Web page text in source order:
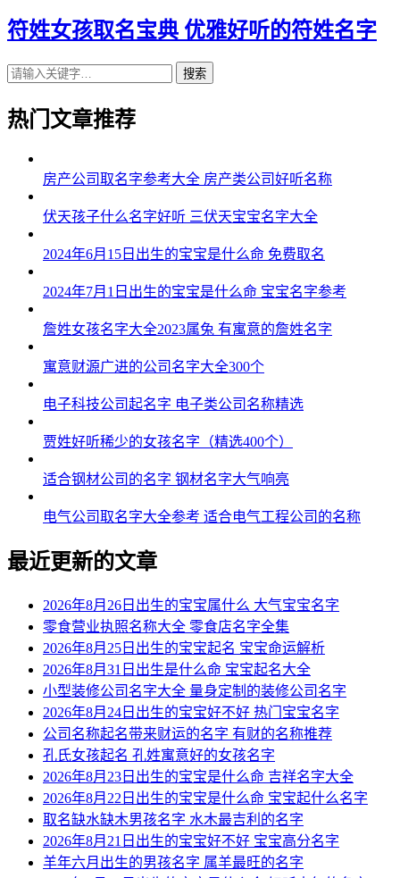
符姓女孩取名宝典 优雅好听的符姓名字
搜索
热门文章推荐
房产公司取名字参考大全 房产类公司好听名称
伏天孩子什么名字好听 三伏天宝宝名字大全
2024年6月15日出生的宝宝是什么命 免费取名
2024年7月1日出生的宝宝是什么命 宝宝名字参考
詹姓女孩名字大全2023属兔 有寓意的詹姓名字
寓意财源广进的公司名字大全300个
电子科技公司起名字 电子类公司名称精选
贾姓好听稀少的女孩名字（精选400个）
适合钢材公司的名字 钢材名字大气响亮
电气公司取名字大全参考 适合电气工程公司的名称
最近更新的文章
2026年8月26日出生的宝宝属什么 大气宝宝名字
零食营业执照名称大全 零食店名字全集
2026年8月25日出生的宝宝起名 宝宝命运解析
2026年8月31日出生是什么命 宝宝起名大全
小型装修公司名字大全 量身定制的装修公司名字
2026年8月24日出生的宝宝好不好 热门宝宝名字
公司名称起名带来财运的名字 有财的名称推荐
孔氏女孩起名 孔姓寓意好的女孩名字
2026年8月23日出生的宝宝是什么命 吉祥名字大全
2026年8月22日出生的宝宝是什么命 宝宝起什么名字
取名缺水缺木男孩名字 水木最吉利的名字
2026年8月21日出生的宝宝好不好 宝宝高分名字
羊年六月出生的男孩名字 属羊最旺的名字